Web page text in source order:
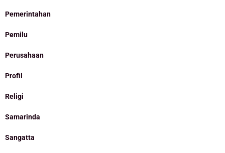
Pemerintahan
Pemilu
Perusahaan
Profil
Religi
Samarinda
Sangatta